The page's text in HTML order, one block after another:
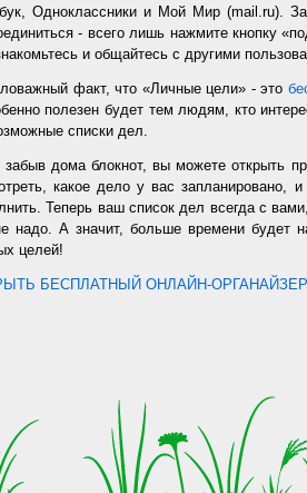
Одноклассники и Мой Мир (mail.ru).
- всего лишь нажмите кнопку
и общайтесь с другими
факт, что «Личные цели» - это
полезен будет тем людям, кто
списки дел.
дома блокнот, вы можете открыть
какое дело у вас запланировано,
Теперь ваш список дел всегда с
надо. А значит, больше времени будет
целей!
БЕСПЛАТНЫЙ ОНЛАЙН-